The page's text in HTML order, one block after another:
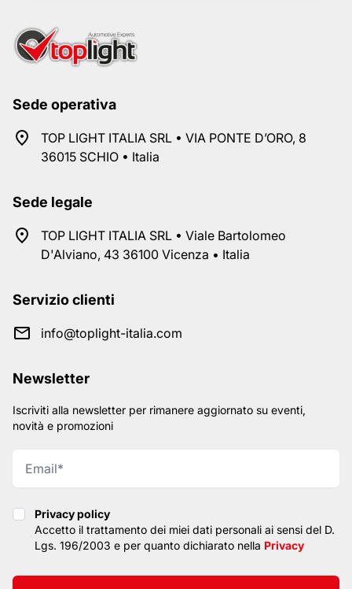
Sede operativa
TOP LIGHT ITALIA SRL • VIA PONTE D’ORO, 8
36015 SCHIO • Italia
Sede legale
TOP LIGHT ITALIA SRL • Viale Bartolomeo
D'Alviano, 43 36100 Vicenza • Italia
Servizio clienti
info@toplight-italia.com
Newsletter
Iscriviti alla newsletter per rimanere aggiornato su eventi,
novità e promozioni
Privacy policy
Privacy policy
Accetto il trattamento dei miei dati personali ai sensi del D.
Lgs. 196/2003 e per quanto dichiarato nella Privacy